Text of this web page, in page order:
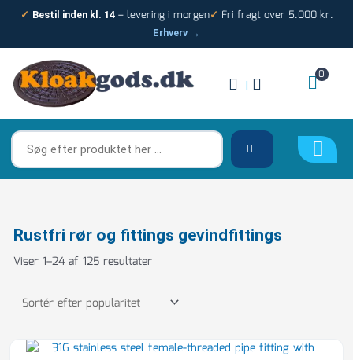
✓ Bestil inden kl. 14– levering i morgen✓ Fri fragt over 5.000 kr.
Erhverv →
|
0
Søg
efter
produktet
Rustfri rør og fittings gevindfittings
Viser 1–24 af 125 resultater
Sorteret
efter
popularitet